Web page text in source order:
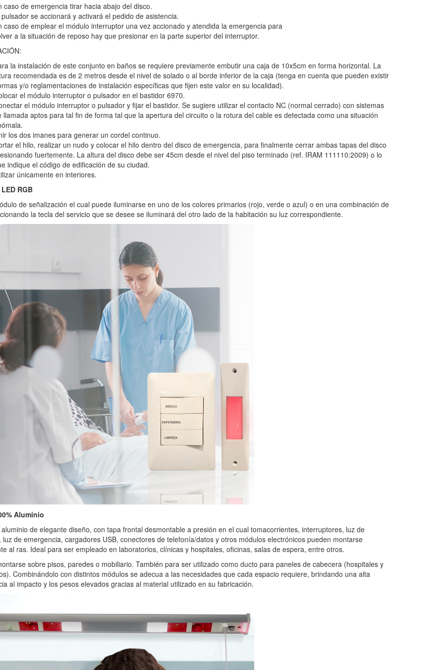
caso de emergencia tirar hacia abajo del disco.
se accionará y activará el pedido de asistencia.
caso de emplear el módulo interruptor una vez accionado y atendida la emergencia para
a la situación de reposo hay que presionar en la parte superior del interruptor.
la instalación de este conjunto en baños se requiere previamente embutir una caja de 10x5cm en forma horizontal. La
recomendada es de 2 metros desde el nivel de solado o al borde inferior de la caja (tenga en cuenta que pueden existir
y/o reglamentaciones de instalación específicas que fijen este valor en su localidad).
el módulo interruptor o pulsador en el bastidor 6970.
el módulo interruptor o pulsador y fijar el bastidor. Se sugiere utilizar el contacto NC (normal cerrado) con sistemas
llamada aptos para tal fin de forma tal que la apertura del circuito o la rotura del cable es detectada como una situación
los dos imanes para generar un cordel continuo.
el hilo, realizar un nudo y colocar el hilo dentro del disco de emergencia, para finalmente cerrar ambas tapas del disco
fuertemente. La altura del disco debe ser 45cm desde el nivel del piso terminado (ref. IRAM 111110:2009) o lo
indique el código de edificación de su ciudad.
únicamente en interiores.
RGB
de señalización el cual puede iluminarse en uno de los colores primarios (rojo, verde o azul) o en una combinación de
la tecla del servicio que se desee se iluminará del otro lado de la habitación su luz correspondiente.
Aluminio
de elegante diseño, con tapa frontal desmontable a presión en el cual tomacorrientes, interruptores, luz de
luz de emergencia, cargadores USB, conectores de telefonía/datos y otros módulos electrónicos pueden montarse
al ras. Ideal para ser empleado en laboratorios, clínicas y hospitales, oficinas, salas de espera, entre otros.
sobre pisos, paredes o mobiliario. También para ser utilizado como ducto para paneles de cabecera (hospitales y
Combinándolo con distintos módulos se adecua a las necesidades que cada espacio requiere, brindando una alta
al impacto y los pesos elevados gracias al material utilizado en su fabricación.